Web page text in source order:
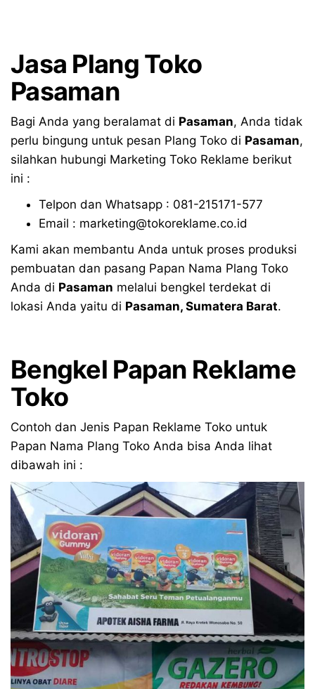
Jasa Plang Toko
Pasaman
Bagi Anda yang beralamat di Pasaman, Anda tidak
perlu bingung untuk pesan Plang Toko di Pasaman,
silahkan hubungi Marketing Toko Reklame berikut
ini :
Telpon dan Whatsapp : 081-215171-577
Email : marketing@tokoreklame.co.id
Kami akan membantu Anda untuk proses produksi
pembuatan dan pasang Papan Nama Plang Toko
Anda di Pasaman melalui bengkel terdekat di
lokasi Anda yaitu di Pasaman, Sumatera Barat.
Bengkel Papan Reklame
Toko
Contoh dan Jenis Papan Reklame Toko untuk
Papan Nama Plang Toko Anda bisa Anda lihat
dibawah ini :